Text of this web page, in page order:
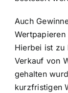
Auch
Hierbei ist zu
Verkauf von
gehalten
kurzfristigen